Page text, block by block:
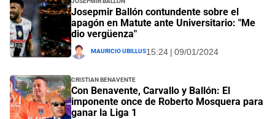
Josepmir Ballón contundente sobre el
apagón en Matute ante Universitario: "Me
dio vergüenza"
Mauricio Ubillus15:24 | 09/01/2024
Cristian Benavente
Con Benavente, Carvallo y Ballón: El
imponente once de Roberto Mosquera para
ganar la Liga 1